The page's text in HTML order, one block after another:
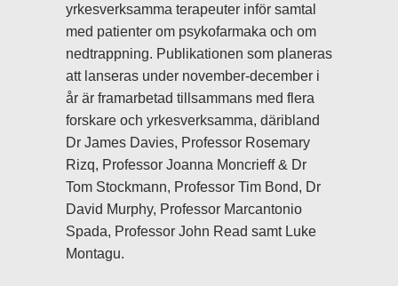
yrkesverksamma terapeuter inför samtal
med patienter om psykofarmaka och om
nedtrappning. Publikationen som planeras
att lanseras under november-december i
år är framarbetad tillsammans med flera
forskare och yrkesverksamma, däribland
Dr James Davies, Professor Rosemary
Rizq, Professor Joanna Moncrieff & Dr
Tom Stockmann, Professor Tim Bond, Dr
David Murphy, Professor Marcantonio
Spada, Professor John Read samt Luke
Montagu.